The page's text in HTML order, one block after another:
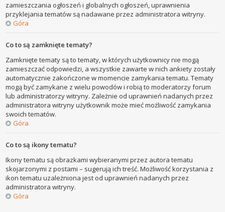
zamieszczania ogłoszeń i globalnych ogłoszeń, uprawnienia
przyklejania tematów są nadawane przez administratora witryny.
Góra
Co to są zamknięte tematy?
Zamknięte tematy są to tematy, w których użytkownicy nie mogą
zamieszczać odpowiedzi, a wszystkie zawarte w nich ankiety zostały
automatycznie zakończone w momencie zamykania tematu. Tematy
mogą być zamykane z wielu powodów i robią to moderatorzy forum
lub administratorzy witryny. Zależnie od uprawnień nadanych przez
administratora witryny użytkownik może mieć możliwość zamykania
swoich tematów.
Góra
Co to są ikony tematu?
Ikony tematu są obrazkami wybieranymi przez autora tematu
skojarzonymi z postami – sugerują ich treść. Możliwość korzystania z
ikon tematu uzależniona jest od uprawnień nadanych przez
administratora witryny.
Góra